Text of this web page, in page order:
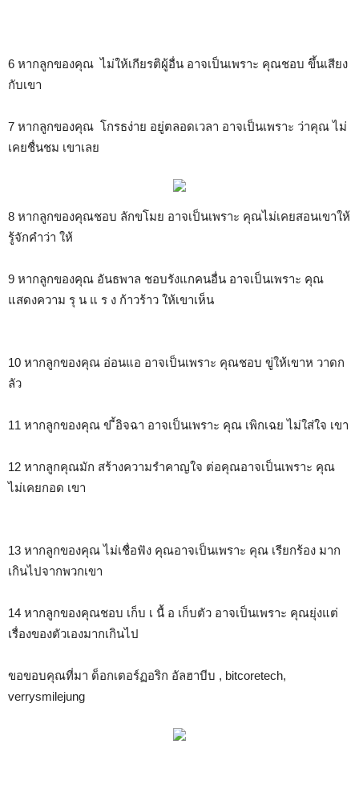
6 หากลูกของคุณ ไม่ให้เกียรติผู้อื่น อาจเป็นเพราะ คุณชอบ ขึ้นเสียง
กับเขา
7 หากลูกของคุณ โกรธง่าย อยู่ตลอดเวลา อาจเป็นเพราะ ว่าคุณ ไม่
เคยชื่นชม เขาเลย
8 หากลูกของคุณชอบ ลักขโมย อาจเป็นเพราะ คุณไม่เคยสอนเขาให้
รู้จักคำว่า ให้
9 หากลูกของคุณ อันธพาล ชอบรังแกคนอื่น อาจเป็นเพราะ คุณ
แสดงความ รุ น แ ร ง ก้าวร้าว ให้เขาเห็น
10 หากลูกของคุณ อ่อนแอ อาจเป็นเพราะ คุณชอบ ขู่ให้เขาห วาดก
ลัว
11 หากลูกของคุณ ข ี้อิจฉา อาจเป็นเพราะ คุณ เพิกเฉย ไม่ใส่ใจ เขา
12 หากลูกคุณมัก สร้างความรำคาญใจ ต่อคุณอาจเป็นเพราะ คุณ
ไม่เคยกอด เขา
13 หากลูกของคุณ ไม่เชื่อฟัง คุณอาจเป็นเพราะ คุณ เรียกร้อง มาก
เกินไปจากพวกเขา
14 หากลูกของคุณชอบ เก็บ เ นื้ อ เก็บตัว อาจเป็นเพราะ คุณยุ่งแต่
เรื่องของตัวเองมากเกินไป
ขอขอบคุณที่มา ด็อกเตอร์ฏอริก อัลฮาบีบ , bitcoretech,
verrysmilejung